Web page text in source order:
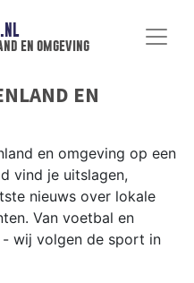
en omgeving
EN
en omgeving op een
vind je uitslagen,
nieuws over lokale
Van voetbal en
wij volgen de sport in